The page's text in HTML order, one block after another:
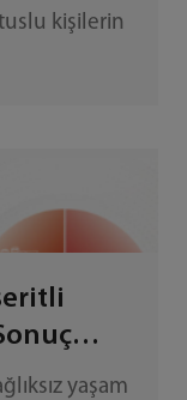
kişilerin
yaşam